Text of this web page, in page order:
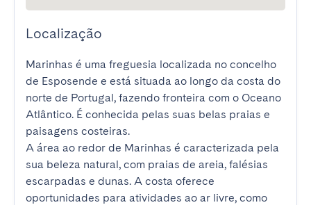
Localização
Marinhas é uma freguesia localizada no concelho
de Esposende e está situada ao longo da costa do
norte de Portugal, fazendo fronteira com o Oceano
Atlântico. É conhecida pelas suas belas praias e
paisagens costeiras.
A área ao redor de Marinhas é caracterizada pela
sua beleza natural, com praias de areia, falésias
escarpadas e dunas. A costa oferece
oportunidades para atividades ao ar livre, como